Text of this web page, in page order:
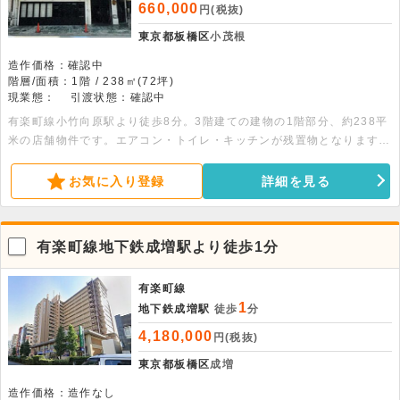
660,000 円(税抜)
東京都板橋区小茂根
造作価格：確認中
階層/面積：1階 / 238㎡(72坪)
現業態：
引渡状態：確認中
有楽町線小竹向原駅より徒歩8分。3階建ての建物の1階部分、約238平
米の店舗物件です。エアコン・トイレ・キッチンが残置物となります。
ご相談ください。お気に入り登録 詳細を見る
有楽町線地下鉄成増駅より徒歩1分
有楽町線
地下鉄成増駅 徒歩 1分
4,180,000 円(税抜)
東京都板橋区成増
造作価格：造作なし